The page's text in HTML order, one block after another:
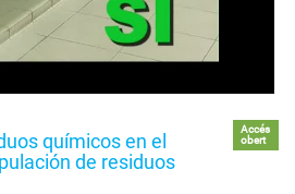
químicos en el
de residuos
Accés
obert